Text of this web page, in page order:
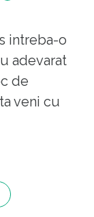
intreba-o
adevarat
de
veni cu